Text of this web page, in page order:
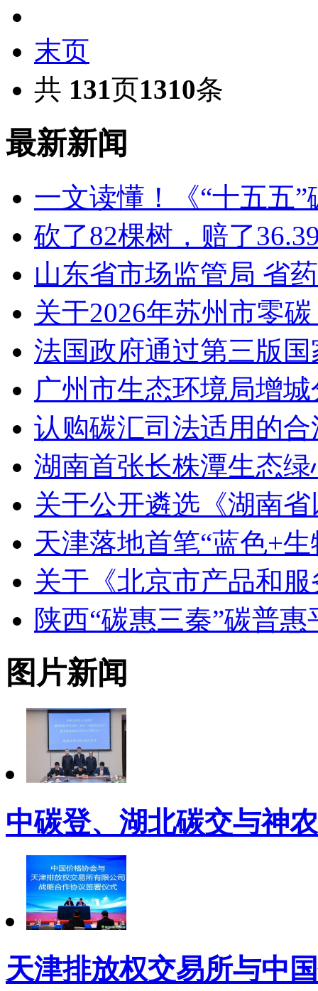
末页
共 131页1310条
最新新闻
一文读懂！《“十五五
砍了82棵树，赔了
山东省市场监管局 省
关于2026年苏州市零
法国政府通过第三版
广州市生态环境局增
认购碳汇司法适用的
湖南首张长株潭生态
关于公开遴选《湖南
天津落地首笔“蓝色+
关于《北京市产品和
陕西“碳惠三秦”碳普
图片新闻
中碳登、湖北碳交与神
天津排放权交易所与中